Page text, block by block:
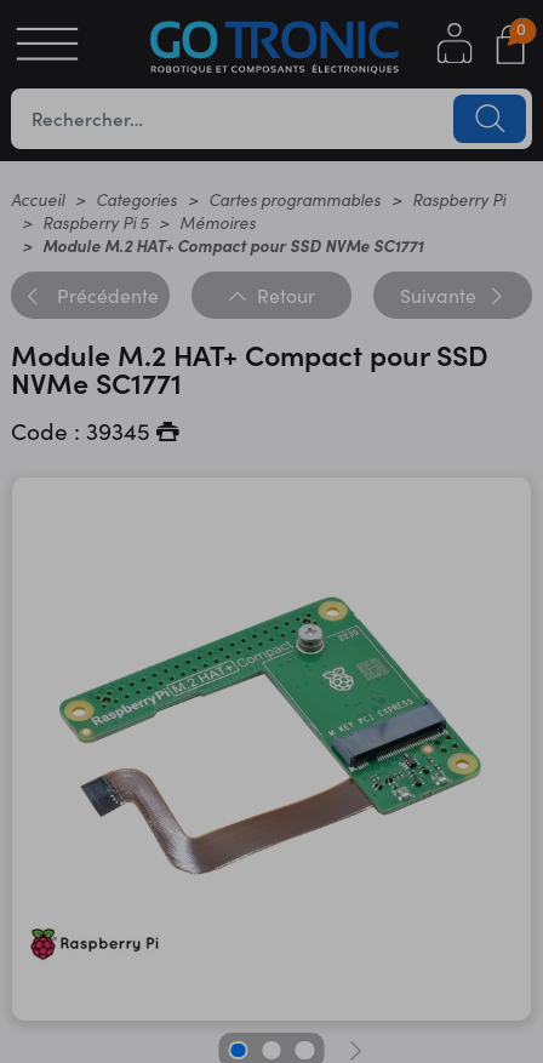
0
Accueil Categories Cartes programmables
Raspberry Pi
Raspberry Pi 5
Mémoires
Module M.2 HAT+ Compact pour SSD NVMe SC1771
Précédente Retour Suivante
Module M.2 HAT+ Compact pour SSD
NVMe SC1771
Code : 39345